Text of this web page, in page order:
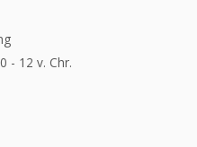
- 12 v. Chr.